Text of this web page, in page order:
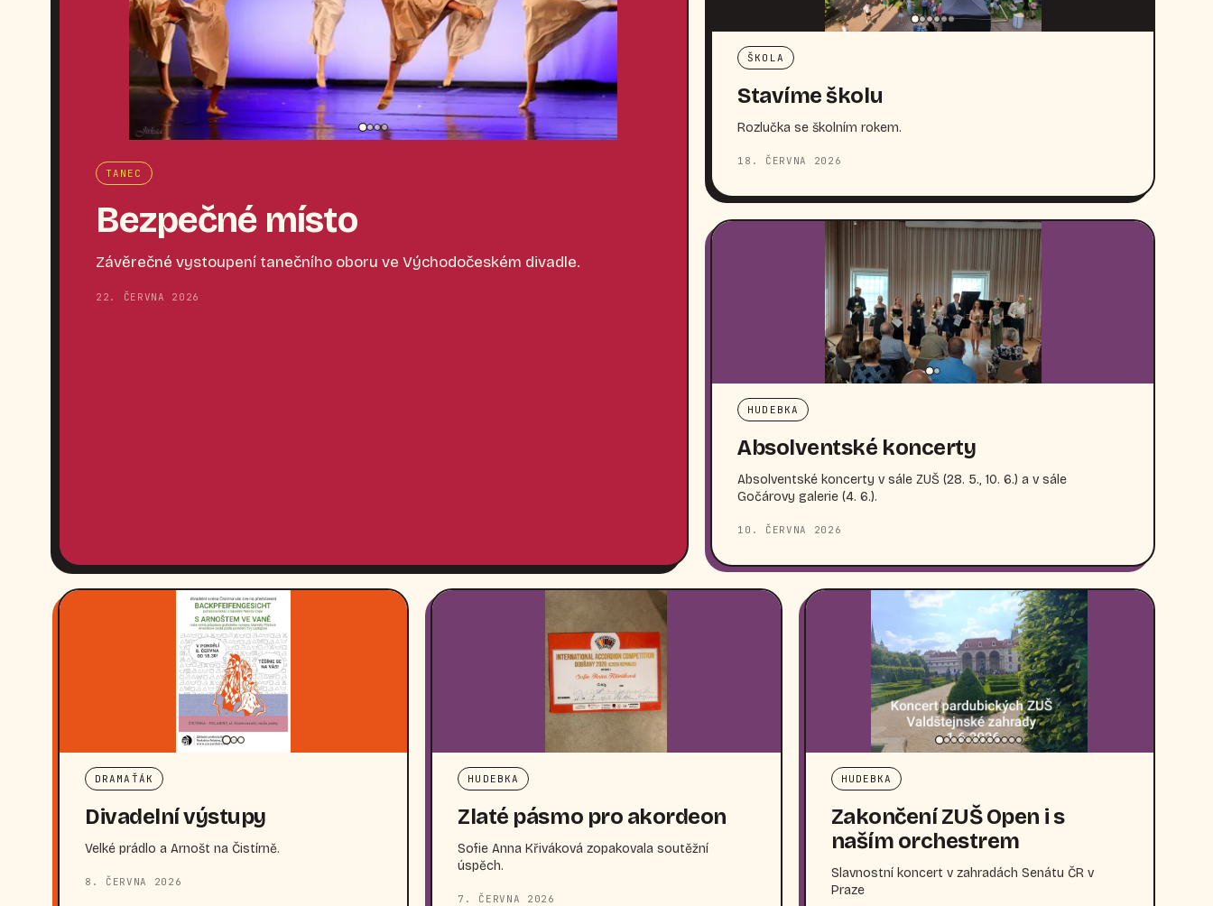
TANEC
Bezpečné místo
Závěrečné vystoupení tanečního oboru ve Východočeském divadle.
22. ČERVNA 2026
ŠKOLA
Stavíme školu
Rozlučka se školním rokem.
18. ČERVNA 2026
HUDEBKA
Absolventské koncerty
Absolventské koncerty v sále ZUŠ (28. 5., 10. 6.) a v sále
Gočárovy galerie (4. 6.).
10. ČERVNA 2026
DRAMAŤÁK
Divadelní výstupy
Velké prádlo a Arnošt na Čistírně.
8. ČERVNA 2026
HUDEBKA
Zlaté pásmo pro akordeon
Sofie Anna Křiváková zopakovala soutěžní
úspěch.
7. ČERVNA 2026
HUDEBKA
Zakončení ZUŠ Open i s
naším orchestrem
Slavnostní koncert v zahradách Senátu ČR v
Praze